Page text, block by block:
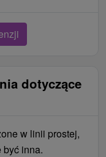
dotyczące
w linii prostej,
być inna.